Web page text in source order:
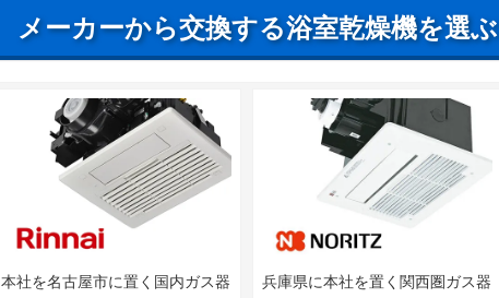
メーカーから交換する浴室乾燥機を選ぶ
本社を名古屋市に置く国内ガス器
兵庫県に本社を置く関西圏ガス器